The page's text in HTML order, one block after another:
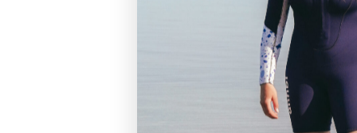
Cette manifestation a été un
photos, malgré une météo